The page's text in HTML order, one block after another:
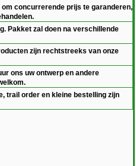
concurrerende prijs te garanderen,
Pakket zal doen na verschillende
zijn rechtstreeks van onze
ons uw ontwerp en andere
trail order en kleine bestelling zijn